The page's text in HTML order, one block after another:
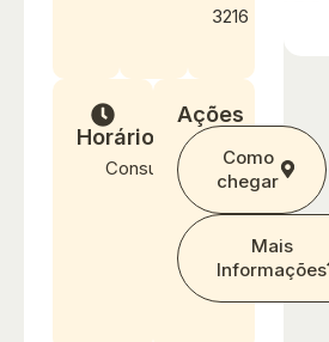
3216
Horários
Consultar
Ações
Como
chegar
Mais
Informações